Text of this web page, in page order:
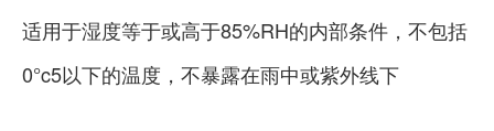
适用于湿度等于或高于85%RH的内部条件，不包括
0°c5以下的温度，不暴露在雨中或紫外线下